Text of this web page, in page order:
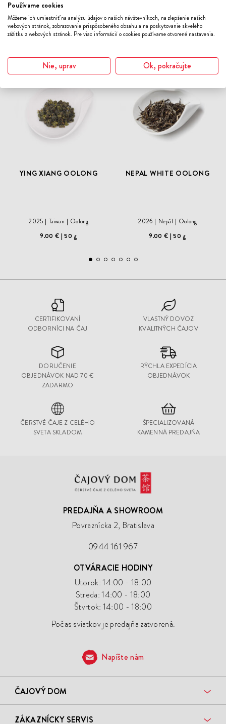
Mohlo by sa vám páčiť
ZOZNAMU
YING XIANG OOLONG
2025 Taiwan
Oolong
9.00 € 50 g
NEPAL WHITE OOLONG
2026 Nepál
Oolong
9.00 € 50 g
CERTIFIKOVANÍ
ODBORNÍCI NA ČAJ
VLASTNÝ DOVOZ
KVALITNÝCH ČAJOV
DORUČENIE
OBJEDNÁVOK NAD 70 €
ZADARMO
RÝCHLA EXPEDÍCIA
OBJEDNÁVOK
ČERSTVÉ ČAJE Z CELÉHO
SVETA SKLADOM
ŠPECIALIZOVANÁ
KAMENNÁ PREDAJŇA
Čajový
Dom
PREDAJŇA A SHOWROOM
Povraznícka 2, Bratislava
0944 161 967
OTVÁRACIE HODINY
Utorok: 14:00 - 18:00
Streda: 14:00 - 18:00
Štvrtok: 14:00 - 18:00
Počas sviatkov je predajňa zatvorená.
Napíšte nám
ČAJOVÝ DOM
ZÁKAZNÍCKY SERVIS
Používame cookies
Môžeme ich umiestniť na analýzu údajov o našich návštevníkoch, na zlepšenie našich
webových stránok, zobrazovanie prispôsobeného obsahu a na poskytovanie skvelého
zážitku z webových stránok. Pre viac informácií o cookies používame otvorené nastavenia.
Nie, uprav Ok, pokračujte